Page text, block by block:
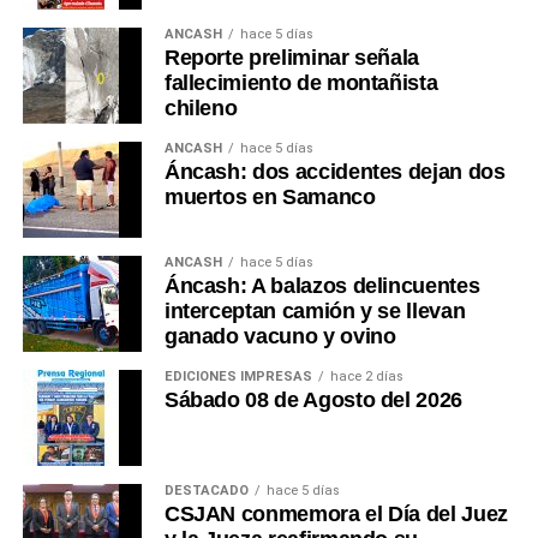
parte esencial de la experiencia. Ese debería ser el
próximo gran patrimonio que Áncash construya.
Esta es mi opinión. ¿Usted qué opina?
Duarte Plata Reg. CPP. No 01073)
ANCASH hace 5 días
Reporte preliminar señala
fallecimiento de montañista
chileno
ANCASH hace 5 días
Áncash: dos accidentes dejan dos
muertos en Samanco
ANCASH hace 5 días
Áncash: A balazos delincuentes
interceptan camión y se llevan
ganado vacuno y ovino
EDICIONES IMPRESAS hace 2 días
Sábado 08 de Agosto del 2026
DESTACADO hace 5 días
CSJAN conmemora el Día del Juez